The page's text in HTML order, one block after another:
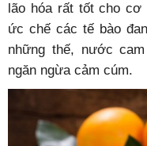
lão hóa rất tốt cho cơ
ức chế các tế bào
những thế, nước
ngăn ngừa cảm cúm.